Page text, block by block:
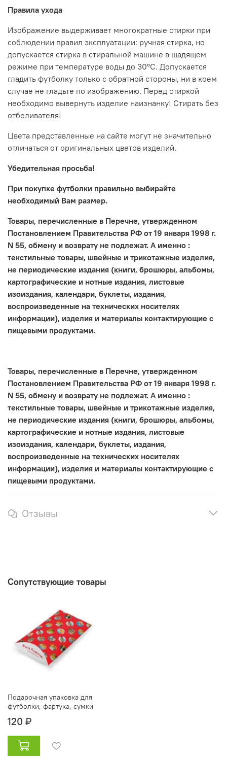
Правила ухода
Изображение выдерживает многократные стирки при
соблюдении правил эксплуатации: ручная стирка, но
допускается стирка в стиральной машине в щадящем
режиме при температуре воды до 30°C. Допускается
гладить футболку только с обратной стороны, ни в коем
случае не гладьте по изображению. Перед стиркой
необходимо вывернуть изделие наизнанку! Стирать без
отбеливателя!
Цвета представленные на сайте могут не значительно
отличаться от оригинальных цветов изделий.
Убедительная просьба!
При покупке футболки правильно выбирайте
необходимый Вам размер.
Товары, перечисленные в Перечне, утвержденном
Постановлением Правительства РФ от 19 января 1998 г.
N 55, обмену и возврату не подлежат. А именно :
текстильные товары, швейные и трикотажные изделия,
не периодические издания (книги, брошюры, альбомы,
картографические и нотные издания, листовые
изоиздания, календари, буклеты, издания,
воспроизведенные на технических носителях
информации), изделия и материалы контактирующие с
пищевыми продуктами.
Товары, перечисленные в Перечне, утвержденном
Постановлением Правительства РФ от 19 января 1998 г.
N 55, обмену и возврату не подлежат. А именно :
текстильные товары, швейные и трикотажные изделия,
не периодические издания (книги, брошюры, альбомы,
картографические и нотные издания, листовые
изоиздания, календари, буклеты, издания,
воспроизведенные на технических носителях
информации), изделия и материалы контактирующие с
пищевыми продуктами.
Отзывы
Сопутствующие товары
Подарочная упаковка для
футболки, фартука, сумки
120 ₽